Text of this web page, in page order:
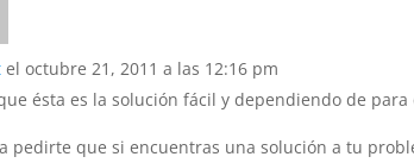
el octubre 21, 2011 a las 12:16 pm
ésta es la solución fácil y dependiendo de para
pedirte que si encuentras una solución a tu